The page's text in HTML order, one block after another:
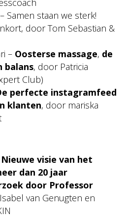
Samen staan we sterk!
door Tom Sebastian &
– Oosterse massage, de
balans, door Patricia
Club)
perfecte instagramfeed
klanten, door mariska
Nieuwe visie van het
dan 20 jaar
door Professor
van Genugten en